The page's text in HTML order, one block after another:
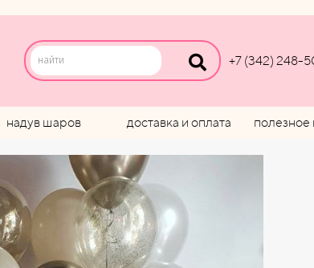
+7 (342) 248-
надув шаров доставка и оплата